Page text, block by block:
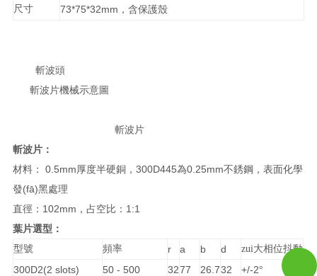
尺寸
73*75*32mm ，含保護殼
斬波頭
斬波片機械示意圖
斬波片
斬波片：
材料： 0.5mm厚度半硬銅，300D445為0.25mm不銹鋼，表面化學
發(fā)黑處理
直徑：102mm，占空比：1:1
葉片選型：
型號 頻率 r a b d zui大相位抖動
300D2(2 slots) 50 - 500 3277 26.732 +/-2°